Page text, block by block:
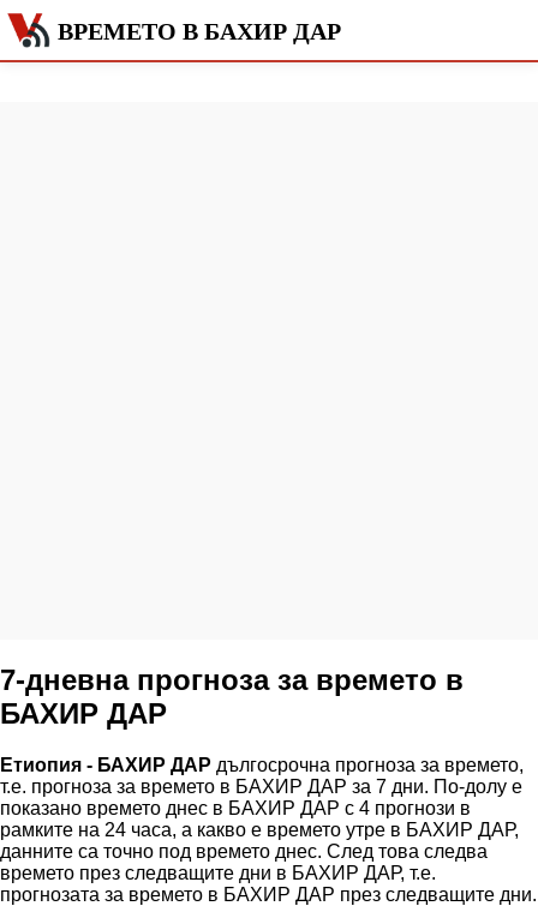
ВРЕМЕТО В БАХИР ДАР
7-дневна прогноза за времето в
БАХИР ДАР
Етиопия - БАХИР ДАР дългосрочна прогноза за времето,
т.е. прогноза за времето в БАХИР ДАР за 7 дни. По-долу е
показано времето днес в БАХИР ДАР с 4 прогнози в
рамките на 24 часа, а какво е времето утре в БАХИР ДАР,
данните са точно под времето днес. След това следва
времето през следващите дни в БАХИР ДАР, т.е.
прогнозата за времето в БАХИР ДАР през следващите дни.